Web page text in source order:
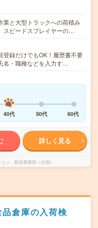
業と大型トラックへの荷積み
スピードスプレイヤーの…
録だけでもOK！履歴書不要
名・職種などを入力す…
40代 50代 60代
詳しく見る
ン 製造事業部（全国）
品倉庫の入荷検